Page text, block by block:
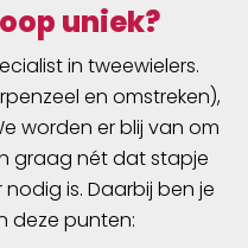
uniek?
in tweewielers.
en omstreken),
worden er blij van om
graag nét dat stapje
is. Daarbij ben je
deze punten: